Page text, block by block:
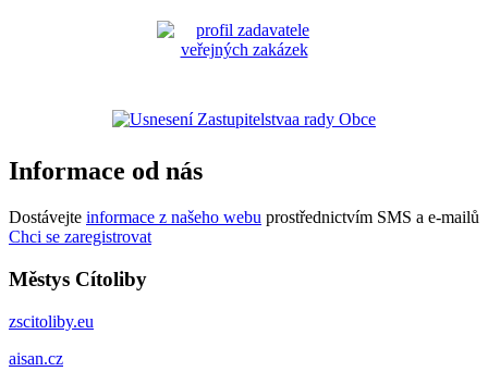
Informace od nás
Dostávejte informace z našeho webu prostřednictvím SMS a e-mailů
Chci se zaregistrovat
Městys Cítoliby
zscitoliby.eu
aisan.cz